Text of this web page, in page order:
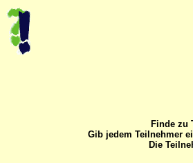
Finde zu
Gib jedem Teilnehmer
Die